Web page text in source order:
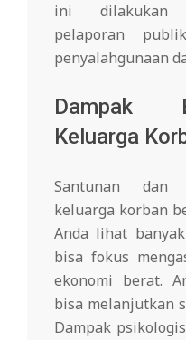
ini dilakukan
pelaporan
penyalahgunaan
Dampak
Keluarga
Santunan dan
keluarga korban
Anda lihat
bisa fokus
ekonomi berat.
bisa melanjutkan
Dampak